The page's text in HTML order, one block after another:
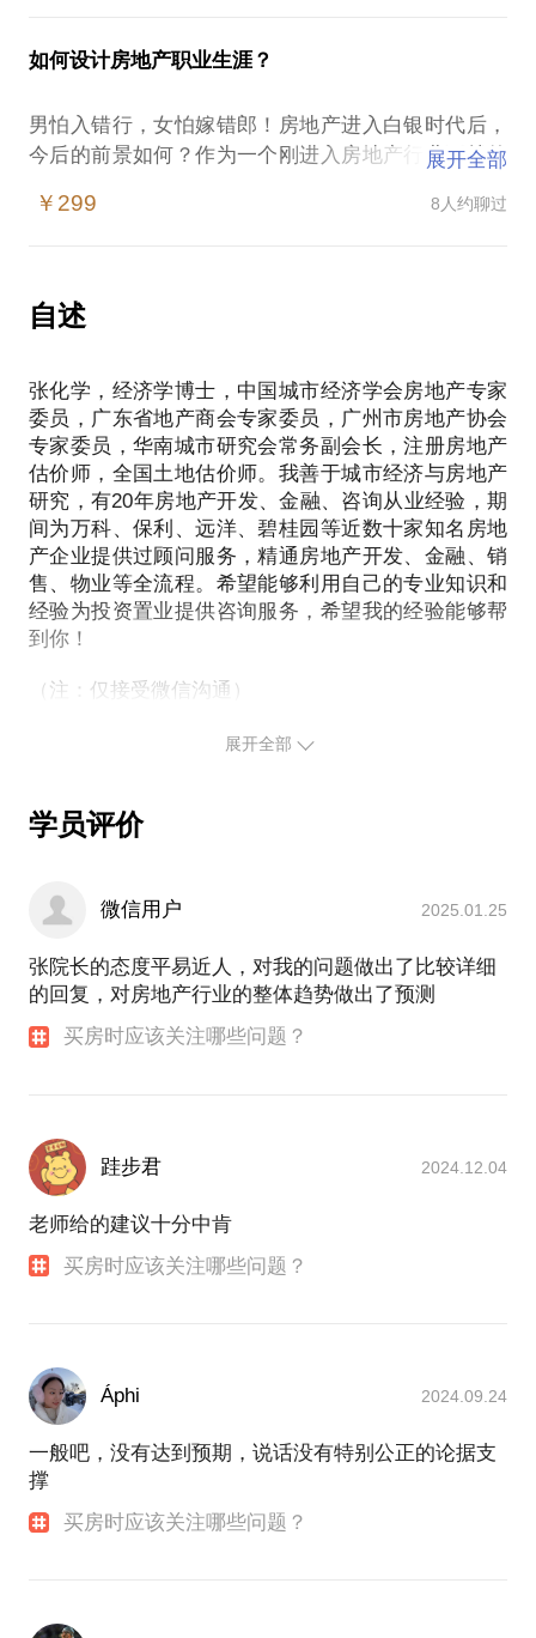
信誉、物业服务等方面，判断哪个项目具有投资价
PS：与我见面前，请明确你的问题，这样才能在有限
的时间获得更多的收获。
【在行郑重提示】：投资及其关联行为存在风险，决
题内容及行家观点不代表平台观点，平台对话题内容
不知道改选择什么样的区域；
不知道该选择什么样的社区。
论如区域经济学、城市化、金融学等有深入的研究，
为行业多家知名开发商和金融机构提供过顾问咨询服
务。我愿意与你分享的内容包括：
提供投资置业建议。
竟一小时的谈话只能解决一个小问题。请把你的问题
提前发给我，方便我做更精确的准备，提升见面效
如何设计房地产职业生涯？
男怕入错行，女怕嫁错郎！房地产进入白银时代后，
今后的前景如何？作为一个刚进入房地产行业不就的
房地产行业涉及多个专业领域：销售、策划、投资、
展开全部
￥299 8人约聊过
自述
张化学，经济学博士，中国城市经济学会房地产专家
委员，广东省地产商会专家委员，广州市房地产协会
专家委员，华南城市研究会常务副会长，注册房地产
估价师，全国土地估价师。我善于城市经济与房地产
研究，有20年房地产开发、金融、咨询从业经验，期
间为万科、保利、远洋、碧桂园等近数十家知名房地
产企业提供过顾问服务，精通房地产开发、金融、销
售、物业等全流程。希望能够利用自己的专业知识和
经验为投资置业提供咨询服务，希望我的经验能够帮
到你！
展开全部
学员评价
微信用户 2025.01.25
张院长的态度平易近人，对我的问题做出了比较详细
的回复，对房地产行业的整体趋势做出了预测
买房时应该关注哪些问题？
跬步君 2024.12.04
老师给的建议十分中肯
买房时应该关注哪些问题？
Áphi 2024.09.24
一般吧，没有达到预期，说话没有特别公正的论据支
撑
买房时应该关注哪些问题？